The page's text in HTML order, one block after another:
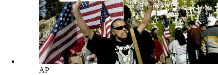
AP